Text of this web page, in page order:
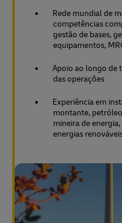
Rede mundial de
competências
gestão de bases,
equipamentos,
Apoio ao longo de
das operações
Experiência em
montante,
mineira de
energias